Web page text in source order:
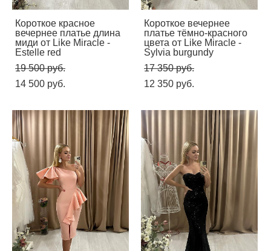
Короткое красное
вечернее платье длина
миди от Like Miracle -
Estelle red
19 500 pуб.
14 500 pуб.
Короткое вечернее
платье тёмно-красного
цвета от Like Miracle -
Sylvia burgundy
17 350 pуб.
12 350 pуб.